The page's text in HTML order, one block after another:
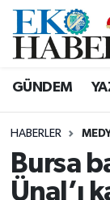
GÜNDEM
HABERLER
Bursa
Ünal’ı
Hava
Tüm